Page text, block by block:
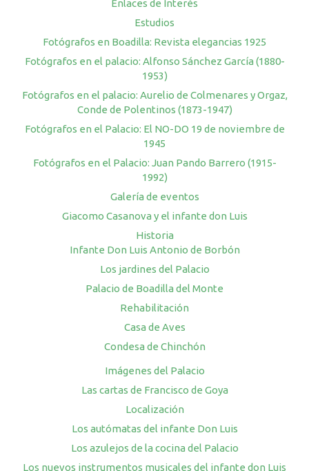
Enlaces de Interés
Estudios
Fotógrafos en Boadilla: Revista elegancias 1925
Fotógrafos en el palacio: Alfonso Sánchez García (1880-
1953)
Fotógrafos en el palacio: Aurelio de Colmenares y Orgaz,
Conde de Polentinos (1873-1947)
Fotógrafos en el Palacio: El NO-DO 19 de noviembre de
1945
Fotógrafos en el Palacio: Juan Pando Barrero (1915-
1992)
Galería de eventos
Giacomo Casanova y el infante don Luis
Historia
Infante Don Luis Antonio de Borbón
Los jardines del Palacio
Palacio de Boadilla del Monte
Rehabilitación
Casa de Aves
Condesa de Chinchón
Imágenes del Palacio
Las cartas de Francisco de Goya
Localización
Los autómatas del infante Don Luis
Los azulejos de la cocina del Palacio
Los nuevos instrumentos musicales del infante don Luis